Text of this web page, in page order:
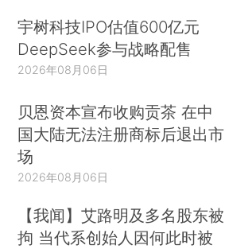
宇树科技IPO估值600亿元
DeepSeek参与战略配售
2026年08月06日
贝恩资本宣布收购贡茶 在中
国大陆无法注册商标后退出市
场
2026年08月06日
【我闻】艾路明及多名股东被
拘 当代系创始人因何此时被